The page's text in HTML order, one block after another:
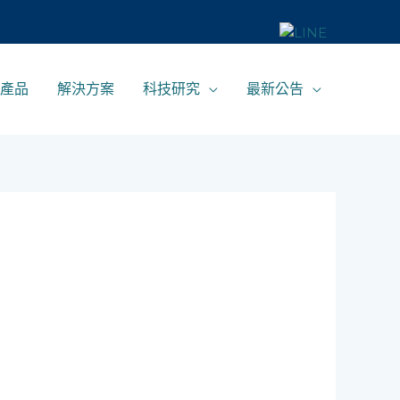
產品 解決方案 科技研究 最新公告